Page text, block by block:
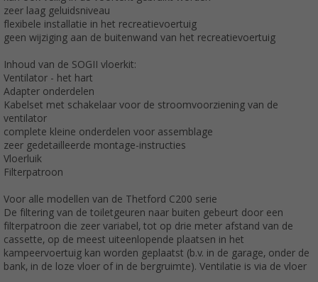
zeer laag geluidsniveau
flexibele installatie in het recreatievoertuig
geen wijziging aan de buitenwand van het recreatievoertuig
Inhoud van de SOGII vloerkit:
Ventilator - het hart
Adapter onderdelen
Kabelset met schakelaar voor de stroomvoorziening van de
ventilator
complete kleine onderdelen voor assemblage
zeer gedetailleerde montage-instructies
Vloerluik
Filterpatroon
Voor alle modellen van de Thetford C200 serie
De filtering van de toiletgeuren naar buiten gebeurt door een
filterpatroon die zeer variabel, tot op drie meter afstand van de
cassette, op de meest uiteenlopende plaatsen in het
kampeervoertuig kan worden geplaatst (b.v. in de garage, onder de
bank, in de loze vloer of in de bergruimte). Ventilatie is via de vloer